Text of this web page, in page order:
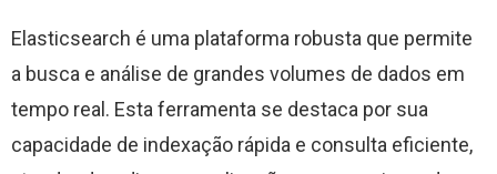
Elasticsearch é uma plataforma robusta que permite
a busca e análise de grandes volumes de dados em
tempo real. Esta ferramenta se destaca por sua
capacidade de indexação rápida e consulta eficiente,